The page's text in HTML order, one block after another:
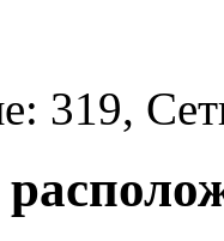
319,